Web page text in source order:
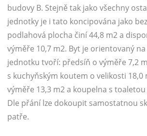
budovy B. Stejně tak jako všechny
jednotky je i tato koncipována jako
podlahová plocha činí 44,8 m2 a
výměře 10,7 m2. Byt je orientovaný
jednotku tvoří: předsíň o výměře 7,2
s kuchyňským koutem o velikosti 18,0
výměře 13,3 m2 a koupelna s
Dle přání lze dokoupit samostatnou
patře.